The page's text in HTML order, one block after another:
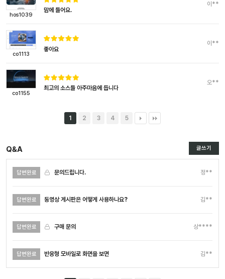
hos1039
맘에 들어요.
이**
co1113
좋아요
이**
co1155
최고의 소스들 아주마음에 듭니다
오**
1 2 3 4 5
Q&A 글쓰기
답변완료 문의드립니다. 정**
답변완료 동영상 게시판은 어떻게 사용하나요? 김**
답변완료 구매 문의 상****
답변완료 반응형 모바일로 화면을 보면 김**